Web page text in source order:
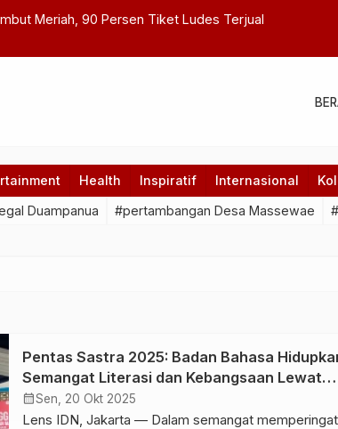
Meriah, 90 Persen Tiket Ludes Terjual
Health Inspiratif Internasional
Duampanua #pertambangan Desa Massewae
Pentas Sastra 2025: Badan Bahasa
Semangat Literasi dan Kebangsaan Lewat
“Sastra Bersuara, Bahasa Berdaya”
calendar_monthSen, 20 Okt 2025
Lens IDN, Jakarta — Dalam semangat